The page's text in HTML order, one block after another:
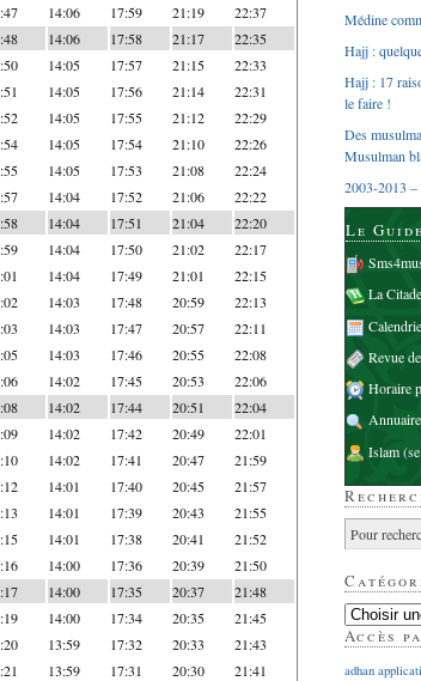
14:06 17:59 21:19 22:37
14:06 17:58 21:17 22:35
14:05 17:57 21:15 22:33
14:05 17:56 21:14 22:31
14:05 17:55 21:12 22:29
14:05 17:54 21:10 22:26
14:05 17:53 21:08 22:24
14:04 17:52 21:06 22:22
14:04 17:51 21:04 22:20
14:04 17:50 21:02 22:17
14:04 17:49 21:01 22:15
14:03 17:48 20:59 22:13
14:03 17:47 20:57 22:11
14:03 17:46 20:55 22:08
14:02 17:45 20:53 22:06
14:02 17:44 20:51 22:04
14:02 17:42 20:49 22:01
14:02 17:41 20:47 21:59
14:01 17:40 20:45 21:57
14:01 17:39 20:43 21:55
14:01 17:38 20:41 21:52
14:00 17:36 20:39 21:50
14:00 17:35 20:37 21:48
14:00 17:34 20:35 21:45
13:59 17:32 20:33 21:43
13:59 17:31 20:30 21:41
Médine
Hajj :
Hajj : 17
le faire !
Des
Musulman
2003-2013 –
Le
La
Revue
Horaire
Islam
Accès
adhan